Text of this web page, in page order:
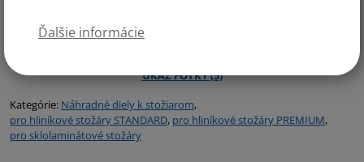
Ďalšie informácie
Kategórie: Náhradné diely k stožiarom,
pro hliníkové stožáry STANDARD, pro hliníkové stožáry PREMIUM,
pro sklolaminátové stožáry